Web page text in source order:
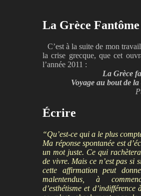
La Grèce Fantôme
C’est à la suite de mon
la crise grecque, que cet
l’année 2011 :
La Grèce
Voyage au bout de
Écrire
“Qu’est-ce qui a le plus
Ma réponse spontanée est
un mot juste. Ce qui
de vivre. Mais ce n’est pas si
cette affirmation peut
malentendus, à
d’esthétisme et